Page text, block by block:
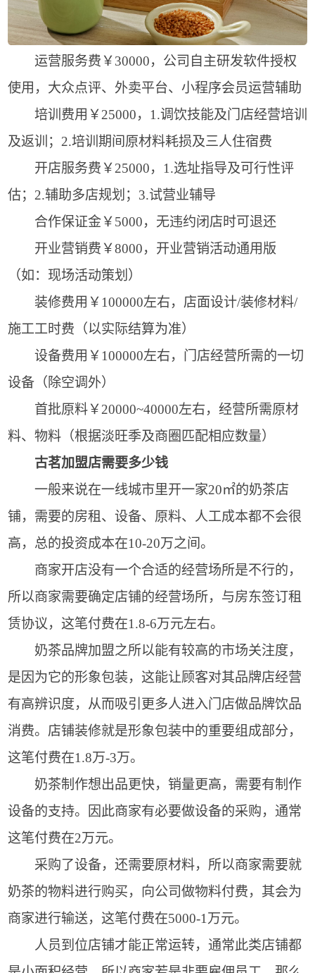
运营服务费￥30000，公司自主研发软件授权
使用，大众点评、外卖平台、小程序会员运营辅助
培训费用￥25000，1.调饮技能及门店经营培训
及返训；2.培训期间原材料耗损及三人住宿费
开店服务费￥25000，1.选址指导及可行性评
估；2.辅助多店规划；3.试营业辅导
合作保证金￥5000，无违约闭店时可退还
开业营销费￥8000，开业营销活动通用版
（如：现场活动策划）
装修费用￥100000左右，店面设计/装修材料/
施工工时费（以实际结算为准）
设备费用￥100000左右，门店经营所需的一切
设备（除空调外）
首批原料￥20000~40000左右，经营所需原材
料、物料（根据淡旺季及商圈匹配相应数量）
古茗加盟店需要多少钱
一般来说在一线城市里开一家20㎡的奶茶店
铺，需要的房租、设备、原料、人工成本都不会很
高，总的投资成本在10-20万之间。
商家开店没有一个合适的经营场所是不行的，
所以商家需要确定店铺的经营场所，与房东签订租
赁协议，这笔付费在1.8-6万元左右。
奶茶品牌加盟之所以能有较高的市场关注度，
是因为它的形象包装，这能让顾客对其品牌店经营
有高辨识度，从而吸引更多人进入门店做品牌饮品
消费。店铺装修就是形象包装中的重要组成部分，
这笔付费在1.8万-3万。
奶茶制作想出品更快，销量更高，需要有制作
设备的支持。因此商家有必要做设备的采购，通常
这笔付费在2万元。
采购了设备，还需要原材料，所以商家需要就
奶茶的物料进行购买，向公司做物料付费，其会为
商家进行输送，这笔付费在5000-1万元。
人员到位店铺才能正常运转，通常此类店铺都